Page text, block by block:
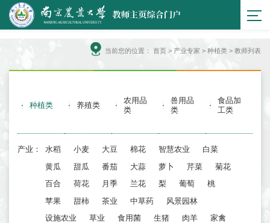
当前您的位置： 首页 > 产业专家 > 种植类 > 教师列表
种植类 养殖类
农用品
类
兽用品
类
食品加
工类
产业： 水稻 小麦 大豆 棉花 智慧农业 白菜
黄瓜 甜瓜 番茄 大蒜 萝卜 芹菜 菊花
百合 荷花 月季 兰花 梨 葡萄 桃
苹果 甜柿 茶业 中草药 风景园林
设施农业 草业 食用菌 生猪 肉羊 家禽